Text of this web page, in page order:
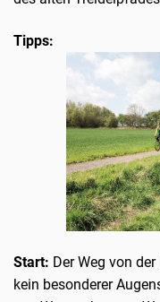
Tipps:
Start: Der Weg von
kein besonderer